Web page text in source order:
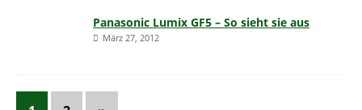
Panasonic Lumix GF5 – So sieht sie aus
März 27, 2012